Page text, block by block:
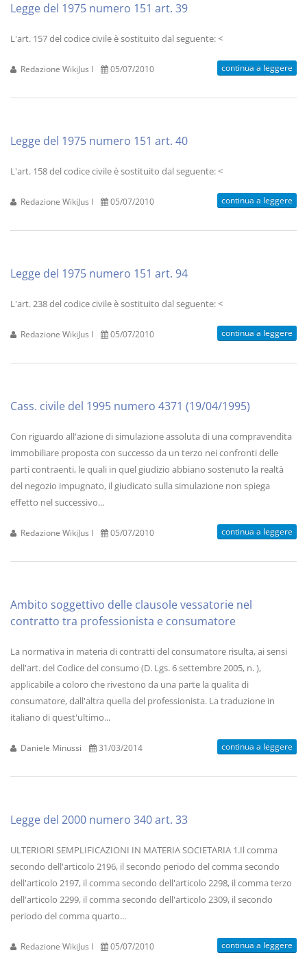
Legge del 1975 numero 151 art. 39
L'art. 157 del codice civile è sostituito dal seguente: <
Redazione WikiJus I 05/07/2010 continua a leggere
Legge del 1975 numero 151 art. 40
L'art. 158 del codice civile è sostituito dal seguente: <
Redazione WikiJus I 05/07/2010 continua a leggere
Legge del 1975 numero 151 art. 94
L'art. 238 del codice civile è sostituito dal seguente: <
Redazione WikiJus I 05/07/2010 continua a leggere
Cass. civile del 1995 numero 4371 (19/04/1995)
Con riguardo all'azione di simulazione assoluta di una compravendita
immobiliare proposta con successo da un terzo nei confronti delle
parti contraenti, le quali in quel giudizio abbiano sostenuto la realtà
del negozio impugnato, il giudicato sulla simulazione non spiega
effetto nel successivo...
Redazione WikiJus I 05/07/2010 continua a leggere
Ambito soggettivo delle clausole vessatorie nel
contratto tra professionista e consumatore
La normativa in materia di contratti del consumatore risulta, ai sensi
dell'art. del Codice del consumo (D. Lgs. 6 settembre 2005, n. ),
applicabile a coloro che rivestono da una parte la qualita di
consumatore, dall'altra quella del professionista. La traduzione in
italiano di quest'ultimo...
Daniele Minussi 31/03/2014 continua a leggere
Legge del 2000 numero 340 art. 33
ULTERIORI SEMPLIFICAZIONI IN MATERIA SOCIETARIA 1.Il comma
secondo dell'articolo 2196, il secondo periodo del comma secondo
dell'articolo 2197, il comma secondo dell'articolo 2298, il comma terzo
dell'articolo 2299, il comma secondo dell'articolo 2309, il secondo
periodo del comma quarto...
Redazione WikiJus I 05/07/2010 continua a leggere